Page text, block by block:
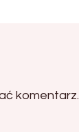
komentarz.